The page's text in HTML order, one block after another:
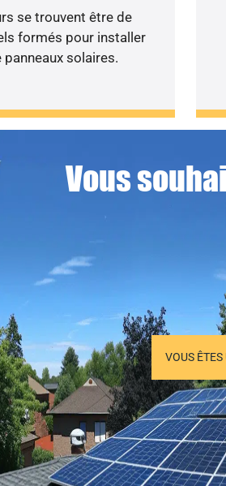
se trouvent être de
formés pour installer
solaires.
Vous
VOUS